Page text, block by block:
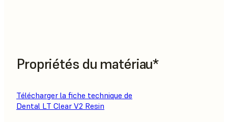
Propriétés du matériau*
Télécharger la fiche technique de
Dental LT Clear V2 Resin